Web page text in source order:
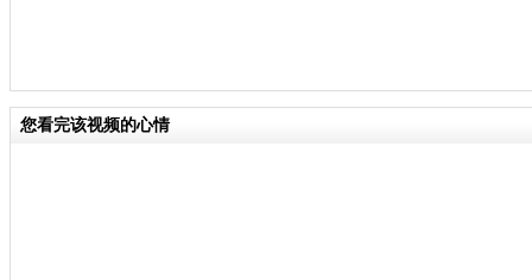
您看完该视频的心情